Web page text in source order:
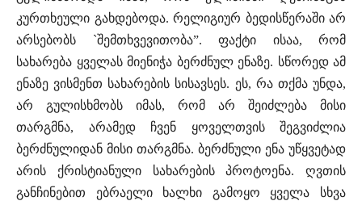
კურთხეული გახდებოდა. რელიგიურ ბედისწერაში არ
არსებობს `შემთხვევითობა”. ფაქტი ისაა, რომ
სახარება ყველას მიენიჭა ბერძნულ ენაზე. სწორედ ამ
ენაზე ვისმენთ სახარების სისავსეს. ეს, რა თქმა უნდა,
არ გულისხმობს იმას, რომ არ შეიძლება მისი
თარგმნა, არამედ ჩვენ ყოველთვის შეგვიძლია
ბერძნულიდან მისი თარგმნა. ბერძნული ენა უწყვეტად
არის ქრისტიანული სახარების პროტოენა. ღვთის
განჩინებით ებრაელი ხალხი გამოყო ყველა სხვა